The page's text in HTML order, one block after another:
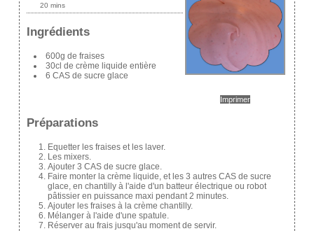
Imprimer
20 mins
Ingrédients
600g de fraises
30cl de crème liquide entière
6 CAS de sucre glace
Préparations
Equetter les fraises et les laver.
Les mixers.
Ajouter 3 CAS de sucre glace.
Faire monter la crème liquide, et les 3 autres CAS de sucre
glace, en chantilly à l'aide d'un batteur électrique ou robot
pâtissier en puissance maxi pendant 2 minutes.
Ajouter les fraises à la crème chantilly.
Mélanger à l'aide d'une spatule.
Réserver au frais jusqu'au moment de servir.